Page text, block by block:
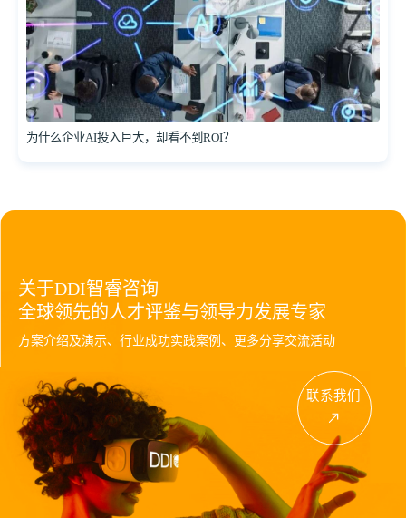
为什么企业AI投入巨大，却看不到ROI？
关于DDI智睿咨询
全球领先的人才评鉴与领导力发展专家
方案介绍及演示、行业成功实践案例、更多分享交流活动
联系我们